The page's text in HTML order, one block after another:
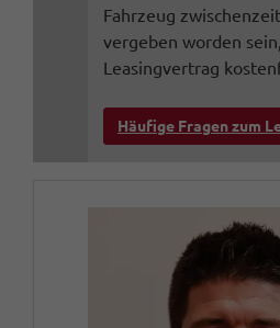
Fahrzeug
vergeben worden
Leasingvertrag
Häufige Fragen zum